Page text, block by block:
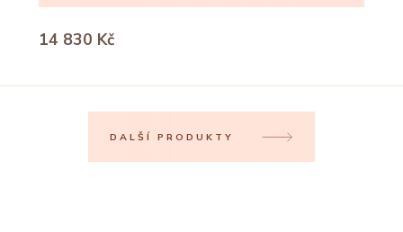
14 830 Kč
DALŠÍ PRODUKTY